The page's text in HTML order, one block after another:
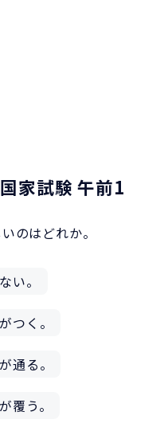
家試験 午前1
のはどれか。
い。
つく。
通る。
覆う。